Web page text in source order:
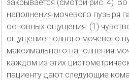
закрывается (смотри рис. 4).
наполнения мочевого пузыря
основных ощущения: (1)
ощущение полного мочевого
максимального наполнения
каждом из этих
пациенту дают следующие